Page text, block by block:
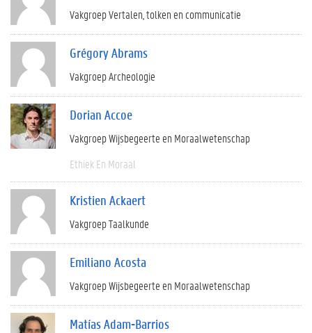
Vakgroep Vertalen, tolken en communicatie
Grégory Abrams
Vakgroep Archeologie
Dorian Accoe
Vakgroep Wijsbegeerte en Moraalwetenschap
Ethiek En Moraal
Kristien Ackaert
Vakgroep Taalkunde
Emiliano Acosta
Vakgroep Wijsbegeerte en Moraalwetenschap
Matías Adam-Barrios